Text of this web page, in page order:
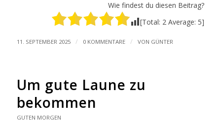
Wie findest du diesen Beitrag?
[Total: 2 Average: 5]
11. SEPTEMBER 2025 / 0 KOMMENTARE / VON GÜNTER
Um gute Laune zu
bekommen
GUTEN MORGEN